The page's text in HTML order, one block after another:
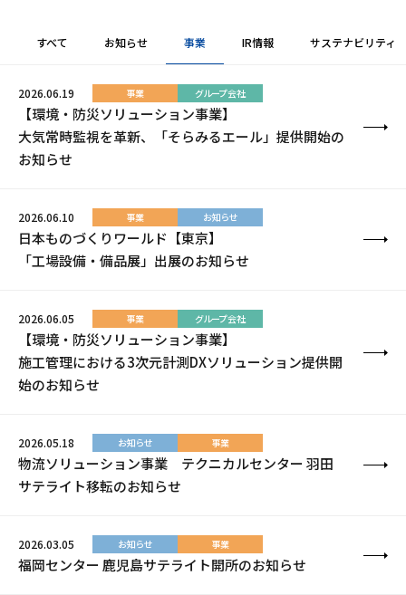
すべて お知らせ 事業 IR情報 サステナビリティ
2026.06.19 事業 グループ会社
【環境・防災ソリューション事業】
大気常時監視を革新、「そらみるエール」提供開始の
お知らせ
2026.06.10 事業 お知らせ
日本ものづくりワールド【東京】
「工場設備・備品展」出展のお知らせ
2026.06.05 事業 グループ会社
【環境・防災ソリューション事業】
施工管理における3次元計測DXソリューション提供開
始のお知らせ
2026.05.18 お知らせ 事業
物流ソリューション事業 テクニカルセンター 羽田
サテライト移転のお知らせ
2026.03.05 お知らせ 事業
福岡センター 鹿児島サテライト開所のお知らせ